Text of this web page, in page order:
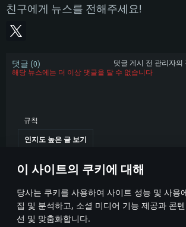
이 사이트의 쿠키에 대해
당사는 쿠키를 사용하여 사이트 성능 및 사용
집 및 분석하고, 소셜 미디어 기능 제공과 콘
선 및 맞춤화합니다.
친구에게 뉴스를 전해주세요!
댓글 (0)
댓글 게시 전 관리자
해당 뉴스에는 더 이상 댓글을 달 수 없습니다
규칙
인지도 높은 글 보기